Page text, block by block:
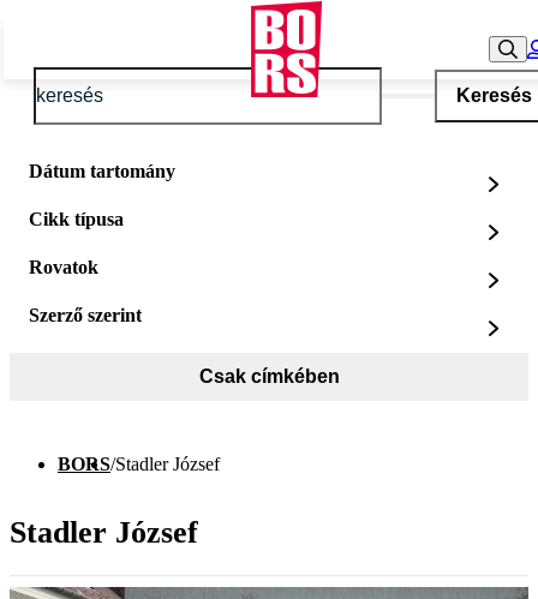
Keresés
Dátum tartomány
Cikk típusa
Rovatok
Szerző szerint
Csak címkében
BORS/Stadler József
Stadler József